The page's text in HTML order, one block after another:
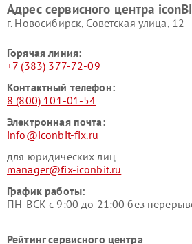
Адрес сервисного центра
г. Новосибирск, Советская улица, 12
Горячая линия:
+7 (383) 377-72-09
Контактный телефон:
8 (800) 101-01-54
Электронная почта:
info@iconbit-fix.ru
для юридических лиц
manager@fix-iconbit.ru
График работы:
ПН-ВСК с 9:00 до 21:00 без
Рейтинг сервисного центра